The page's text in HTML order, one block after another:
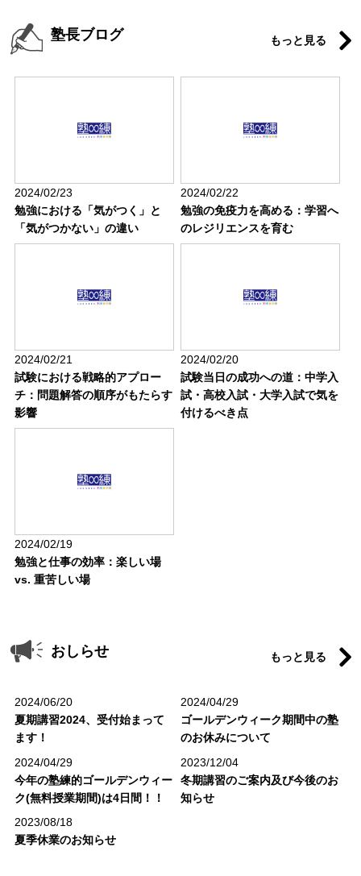
塾長ブログ もっと見る
2024/02/23
勉強における「気がつく」と
「気がつかない」の違い
2024/02/22
勉強の免疫力を高める：学習へ
のレジリエンスを育む
2024/02/21
試験における戦略的アプロー
チ：問題解答の順序がもたらす
影響
2024/02/20
試験当日の成功への道：中学入
試・高校入試・大学入試で気を
付けるべき点
2024/02/19
勉強と仕事の効率：楽しい場
vs. 重苦しい場
おしらせ もっと見る
2024/06/20
夏期講習2024、受付始まって
ます！
2024/04/29
ゴールデンウィーク期間中の塾
のお休みについて
2024/04/29
今年の塾練的ゴールデンウィー
ク(無料授業期間)は4日間！！
2023/12/04
冬期講習のご案内及び今後のお
知らせ
2023/08/18
夏季休業のお知らせ